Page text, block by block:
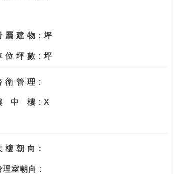
屬 建 物 : 坪
位 坪 數 : 坪
衛 管 理 :
中 樓 : X
樓 朝 向：
理室朝向 :